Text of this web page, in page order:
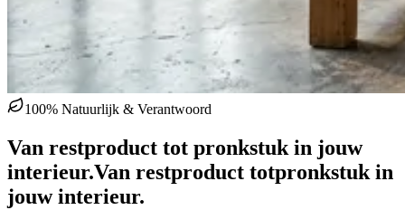
100% Natuurlijk & Verantwoord
Van restproduct tot pronkstuk in jouw
interieur.Van restproduct totpronkstuk in
jouw interieur.